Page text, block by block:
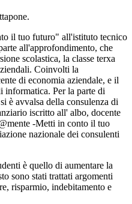
il tuo futuro" all'istituto tecnico
all'approfondimento, che
scolastica, la classe terxa
Coinvolti la
di economia aziendale, e il
informatica. Per la parte di
è avvalsa della consulenza di
iscritto all' albo, docente
-Metti in conto il tuo
nazionale dei consulenti
è quello di aumentare la
sono stati trattati argomenti
risparmio, indebitamento e